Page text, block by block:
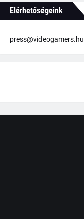
Elérhetőségeink
press@videogamers.hu